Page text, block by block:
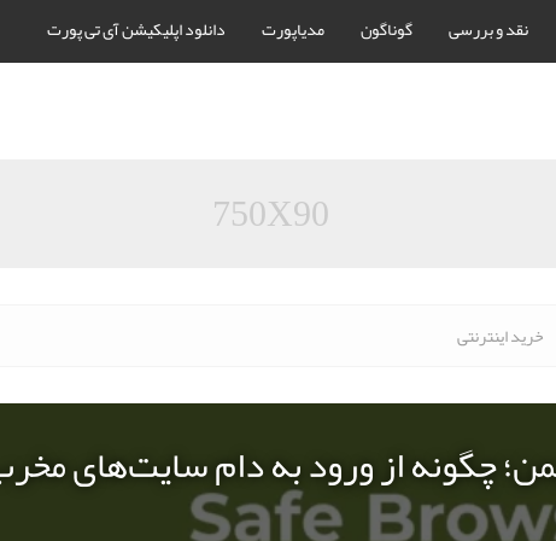
نقد و بررسی گوناگون مدیاپورت دانلود اپلیکیشن آی تی پورت
750X90
خرید اینترنتی
چگونه از ورود به دام سایت‌های